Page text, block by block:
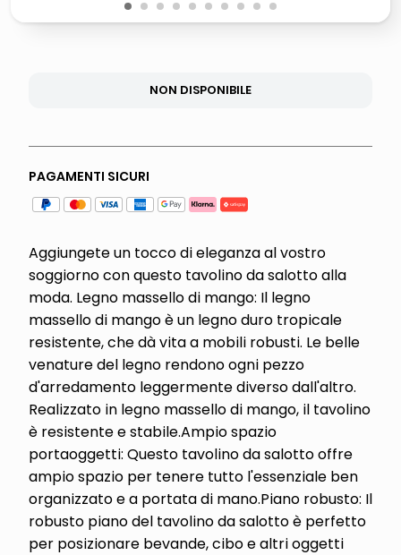
1 2 3 4 5 6 7 8 9 10
NON DISPONIBILE
PAGAMENTI SICURI
Aggiungete un tocco di eleganza al vostro
soggiorno con questo tavolino da salotto alla
moda. Legno massello di mango: Il legno
massello di mango è un legno duro tropicale
resistente, che dà vita a mobili robusti. Le belle
venature del legno rendono ogni pezzo
d'arredamento leggermente diverso dall'altro.
Realizzato in legno massello di mango, il tavolino
è resistente e stabile.Ampio spazio
portaoggetti: Questo tavolino da salotto offre
ampio spazio per tenere tutto l'essenziale ben
organizzato e a portata di mano.Piano robusto: Il
robusto piano del tavolino da salotto è perfetto
per posizionare bevande, cibo e altri oggetti